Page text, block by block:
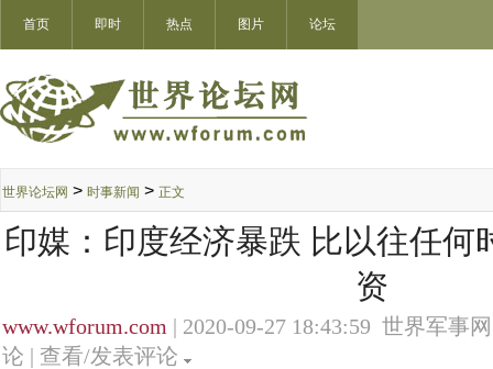
首页 即时 热点 图片 论坛
世界论坛网 > 时事新闻 > 正文
印媒：印度经济暴跌 比以往任何
资
www.wforum.com | 2020-09-27 18:43:59 世界军事
论 | 查看/发表评论